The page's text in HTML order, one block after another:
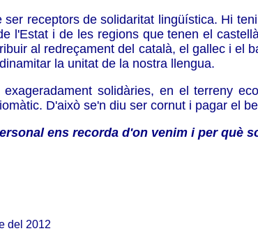
receptors de solidaritat lingüística. Hi
l'Estat i de les regions que tenen el
al redreçament del català, el gallec i el
la unitat de la nostra llengua.
solidàries, en el terreny
D'això se'n diu ser cornut i pagar el
ens recorda d'on venim i per què
del 2012